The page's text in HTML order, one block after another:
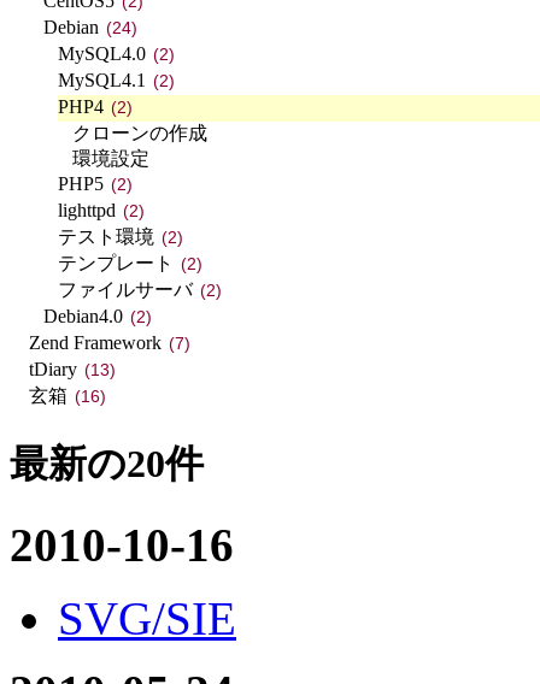
Debian (24)
MySQL4.0 (2)
MySQL4.1 (2)
PHP4 (2)
クローンの作成
環境設定
PHP5 (2)
lighttpd (2)
テスト環境 (2)
テンプレート (2)
ファイルサーバ (2)
Debian4.0 (2)
Zend Framework (7)
tDiary (13)
玄箱 (16)
最新の20件
2010-10-16
SVG/SIE